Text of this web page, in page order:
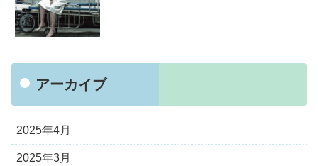
アーカイブ
2025年4月
2025年3月